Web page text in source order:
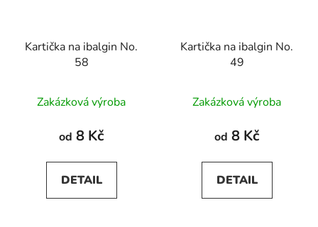
Kartička na ibalgin No.
58
Zakázková výroba
od 8 Kč
DETAIL
Kartička na ibalgin No.
49
Zakázková výroba
od 8 Kč
DETAIL